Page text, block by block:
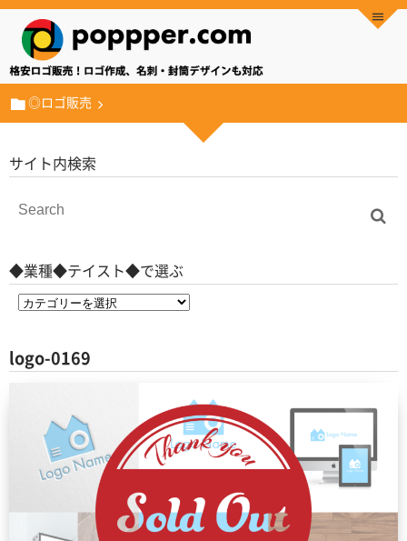
◎ロゴ販売
サイト内検索
◆業種◆テイスト◆で選ぶ
logo-0169